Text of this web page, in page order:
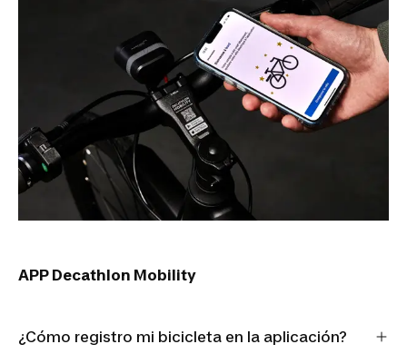
APP Decathlon Mobility
¿Cómo registro mi bicicleta en la aplicación?